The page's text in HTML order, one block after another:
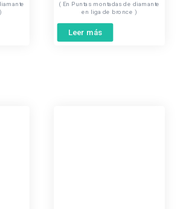
Puntas montadas de diamante
en liga de bronce
Leer más